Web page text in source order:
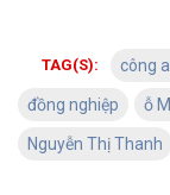
TAG(S): công
đồng nghiệp ỗ
Nguyễn Thị Thanh